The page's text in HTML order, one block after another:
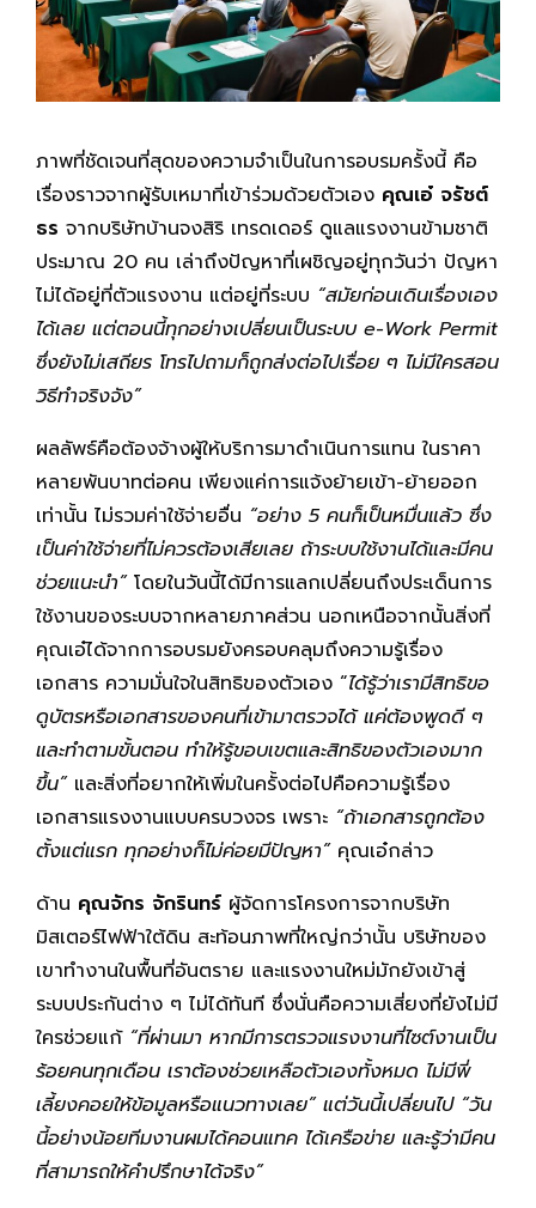
ภาพที่ชัดเจนที่สุดของความจำเป็นในการอบรมครั้งนี้ คือ
เรื่องราวจากผู้รับเหมาที่เข้าร่วมด้วยตัวเอง คุณเอ๋ จรัชต์
ธร จากบริษัทบ้านจงสิริ เทรดเดอร์ ดูแลแรงงานข้ามชาติ
ประมาณ 20 คน เล่าถึงปัญหาที่เผชิญอยู่ทุกวันว่า ปัญหา
ไม่ได้อยู่ที่ตัวแรงงาน แต่อยู่ที่ระบบ “สมัยก่อนเดินเรื่องเอง
ได้เลย แต่ตอนนี้ทุกอย่างเปลี่ยนเป็นระบบ e-Work Permit
ซึ่งยังไม่เสถียร โทรไปถามก็ถูกส่งต่อไปเรื่อย ๆ ไม่มีใครสอน
วิธีทำจริงจัง”
ผลลัพธ์คือต้องจ้างผู้ให้บริการมาดำเนินการแทน ในราคา
หลายพันบาทต่อคน เพียงแค่การแจ้งย้ายเข้า-ย้ายออก
เท่านั้น ไม่รวมค่าใช้จ่ายอื่น “อย่าง 5 คนก็เป็นหมื่นแล้ว ซึ่ง
เป็นค่าใช้จ่ายที่ไม่ควรต้องเสียเลย ถ้าระบบใช้งานได้และมีคน
ช่วยแนะนำ”โดยในวันนี้ได้มีการแลกเปลี่ยนถึงประเด็นการ
ใช้งานของระบบจากหลายภาคส่วน นอกเหนือจากนั้นสิ่งที่
คุณเอ๋ได้จากการอบรมยังครอบคลุมถึงความรู้เรื่อง
เอกสาร ความมั่นใจในสิทธิของตัวเอง “ได้รู้ว่าเรามีสิทธิขอ
ดูบัตรหรือเอกสารของคนที่เข้ามาตรวจได้ แค่ต้องพูดดี ๆ
และทำตามขั้นตอน ทำให้รู้ขอบเขตและสิทธิของตัวเองมาก
ขึ้น”และสิ่งที่อยากให้เพิ่มในครั้งต่อไปคือความรู้เรื่อง
เอกสารแรงงานแบบครบวงจร เพราะ “ถ้าเอกสารถูกต้อง
ตั้งแต่แรก ทุกอย่างก็ไม่ค่อยมีปัญหา”คุณเอ๋กล่าว
ด้าน คุณจักร จักรินทร์ ผู้จัดการโครงการจากบริษัท
มิสเตอร์ไฟฟ้าใต้ดิน สะท้อนภาพที่ใหญ่กว่านั้น บริษัทของ
เขาทำงานในพื้นที่อันตราย และแรงงานใหม่มักยังเข้าสู่
ระบบประกันต่าง ๆ ไม่ได้ทันที ซึ่งนั่นคือความเสี่ยงที่ยังไม่มี
ใครช่วยแก้ “ที่ผ่านมา หากมีการตรวจแรงงานที่ไซต์งานเป็น
ร้อยคนทุกเดือน เราต้องช่วยเหลือตัวเองทั้งหมด ไม่มีพี่
เลี้ยงคอยให้ข้อมูลหรือแนวทางเลย” แต่วันนี้เปลี่ยนไป “วัน
นี้อย่างน้อยทีมงานผมได้คอนแทค ได้เครือข่าย และรู้ว่ามีคน
ที่สามารถให้คำปรึกษาได้จริง”